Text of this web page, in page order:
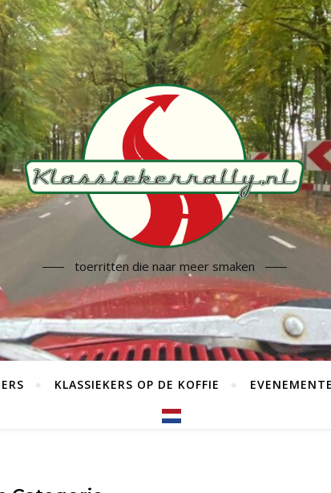
toerritten die naar meer smaken
KLASSIEKERS OP DE KOFFIE